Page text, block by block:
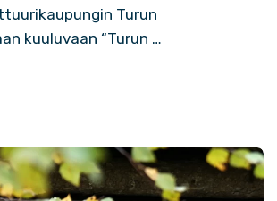
Turun
kuuluvaan “Turun …